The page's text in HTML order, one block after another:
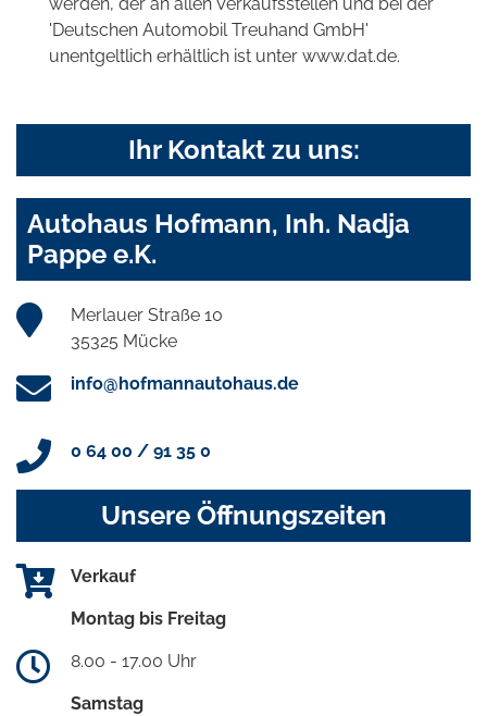
'Deutschen Automobil Treuhand GmbH'
unentgeltlich erhältlich ist unter www.dat.de.
Ihr Kontakt zu uns:
Autohaus Hofmann, Inh. Nadja
Pappe e.K.
Merlauer Straße 10
35325 Mücke
info@hofmannautohaus.de
0 64 00 / 91 35 0
Unsere Öffnungszeiten
Verkauf
Montag bis Freitag
8.00 - 17.00 Uhr
Samstag